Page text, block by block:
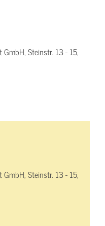
Steinstr. 13 - 15,
Steinstr. 13 - 15,